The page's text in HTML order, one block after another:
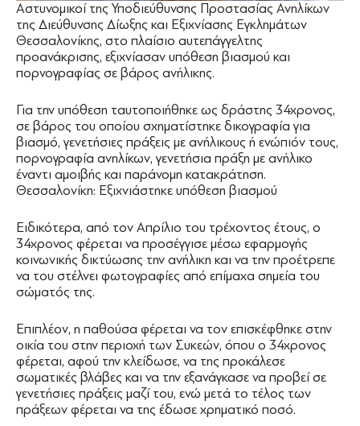
Αστυνομικοί της Υποδιεύθυνσης Προστασίας Ανηλίκων
της Διεύθυνσης Δίωξης και Εξιχνίασης Εγκλημάτων
Θεσσαλονίκης, στο πλαίσιο αυτεπάγγελτης
προανάκρισης, εξιχνίασαν υπόθεση βιασμού και
πορνογραφίας σε βάρος ανήλικης.
Για την υπόθεση ταυτοποιήθηκε ως δράστης 34χρονος,
σε βάρος του οποίου σχηματίστηκε δικογραφία για
βιασμό, γενετήσιες πράξεις με ανήλικους ή ενώπιόν τους,
πορνογραφία ανηλίκων, γενετήσια πράξη με ανήλικο
έναντι αμοιβής και παράνομη κατακράτηση.
Θεσσαλονίκη: Εξιχνιάστηκε υπόθεση βιασμού
Ειδικότερα, από τον Απρίλιο του τρέχοντος έτους, ο
34χρονος φέρεται να προσέγγισε μέσω εφαρμογής
κοινωνικής δικτύωσης την ανήλικη και να την προέτρεπε
να του στέλνει φωτογραφίες από επίμαχα σημεία του
σώματός της.
Επιπλέον, η παθούσα φέρεται να τον επισκέφθηκε στην
οικία του στην περιοχή των Συκεών, όπου ο 34χρονος
φέρεται, αφού την κλείδωσε, να της προκάλεσε
σωματικές βλάβες και να την εξανάγκασε να προβεί σε
γενετήσιες πράξεις μαζί του, ενώ μετά το τέλος των
πράξεων φέρεται να της έδωσε χρηματικό ποσό.